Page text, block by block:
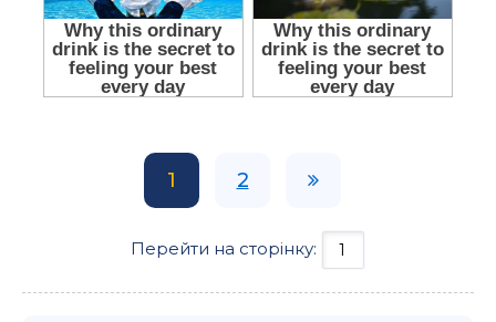
1 2
Перейти на сторінку: